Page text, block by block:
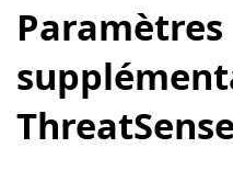
Paramètres
ThreatSense